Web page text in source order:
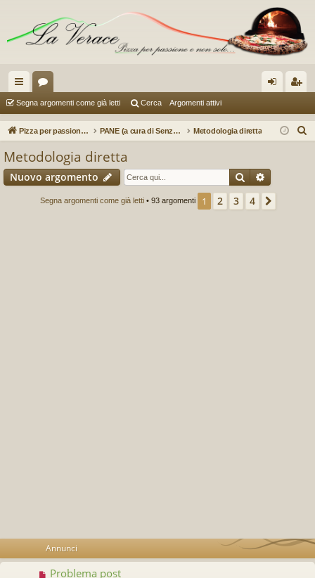
oll
eg
en
or
u in riv
Segna argomenti come già letti Cerca Argomenti attivi
Pizza per passione enon solo... PANE (a cura di Senzaetichetta e Lorenzo) Metodologia diretta
Metodologia diretta
Nuovo argomento Cerca
Segna argomenti come già letti• 93 argomenti 1 2 3 4
Annunci
Problema post